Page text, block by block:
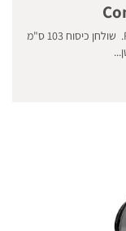
לטרקטורון ריידר R 318 ,RC 318T ,RC 320Ts AWD. שולחן כיסוח 103 ס"מ